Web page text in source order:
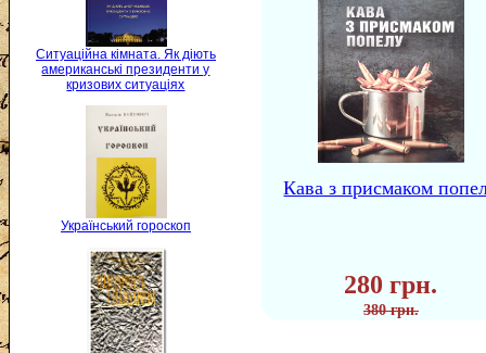
Ситуаційна кімната. Як діють
американські президенти у
кризових ситуаціях
Український гороскоп
Кава з присмаком
280 грн.
380 грн.